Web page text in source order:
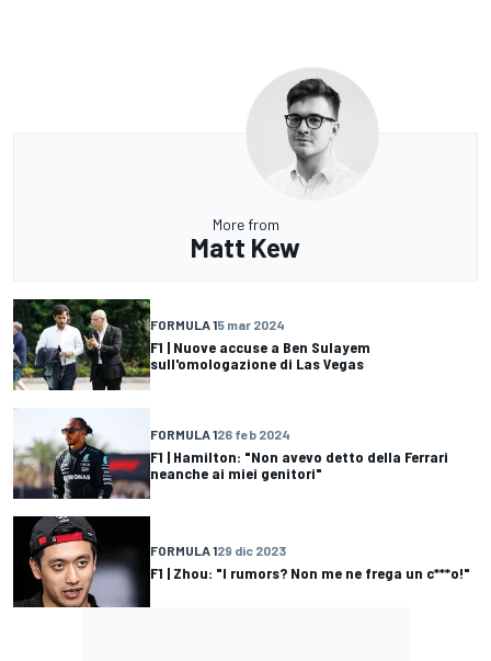
More from
Matt Kew
FORMULA 15 mar 2024
F1 | Nuove accuse a Ben Sulayem
sull'omologazione di Las Vegas
FORMULA 126 feb 2024
F1 | Hamilton: "Non avevo detto della Ferrari
neanche ai miei genitori"
FORMULA 129 dic 2023
F1 | Zhou: "I rumors? Non me ne frega un c***o!"